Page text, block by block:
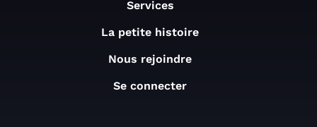
Services
La petite histoire
Nous rejoindre
Se connecter